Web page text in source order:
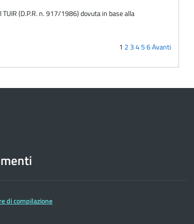
(D.P.R. n. 917/1986) dovuta in base alla
1 2 3456Avanti
di compilazione